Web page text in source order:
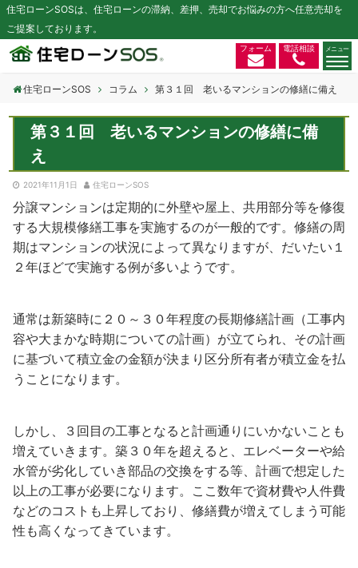
住宅ローンSOSは、住宅ローンの滞納、差押、売却でお悩みの方へ任意売却を
ご提案しております。
フォーム 電話相談
住宅ローンSOS コラム 第３１回 老いるマンションの修繕に備え
第３１回 老いるマンションの修繕に備
え
2021年11月1日 住宅ローンSOS
分譲マンションは定期的に外壁や屋上、共用部分等を修復
する大規模修繕工事を実施するのが一般的です。修繕の周
期はマンションの状況によって異なりますが、だいたい１
２年ほどで実施する例が多いようです。
通常は新築時に２０～３０年程度の長期修繕計画（工事内
容や大まかな時期についての計画）が立てられ、その計画
に基づいて積立金の金額が決まり区分所有者が積立金を払
うことになります。
しかし、３回目の工事となると計画通りにいかないことも
増えていきます。築３０年を超えると、エレベーターや給
水管が劣化していき部品の交換をする等、計画で想定した
以上の工事が必要になります。ここ数年で資材費や人件費
などのコストも上昇しており、修繕費が増えてしまう可能
性も高くなってきています。